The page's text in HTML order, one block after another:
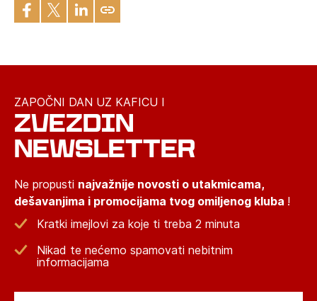
ZAPOČNI DAN UZ KAFICU I
ZVEZDIN
NEWSLETTER
Ne propusti najvažnije novosti o utakmicama,
dešavanjima i promocijama tvog omiljenog kluba !
Kratki imejlovi za koje ti treba 2 minuta
Nikad te nećemo spamovati nebitnim
informacijama